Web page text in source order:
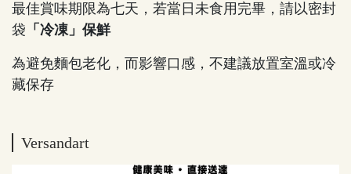
最佳賞味期限為七天，若當日未食用完畢，請以密封
袋 「冷凍」保鮮
為避免麵包老化，而影響口感，不建議放置室溫或冷
藏保存
Versandart